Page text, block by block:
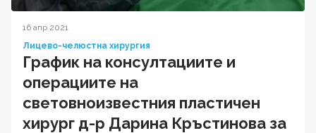
16 апр 2021
Лицево-челюстна хирургия
График на консултациите и
операциите на
световноизвестния пластичен
хирург д-р Дарина Кръстинова за